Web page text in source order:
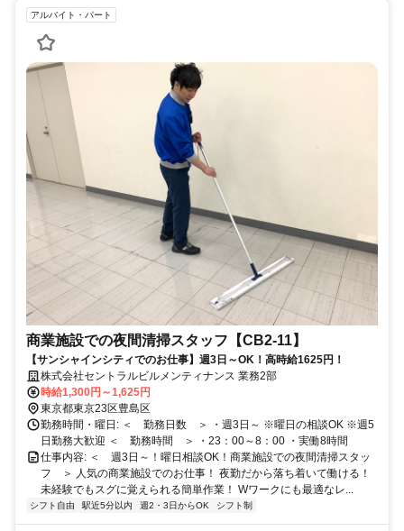
アルバイト・パート
商業施設での夜間清掃スタッフ【CB2-11】
【サンシャインシティでのお仕事】週3日～OK！高時給1625円！
株式会社セントラルビルメンティナンス 業務2部
時給1,300円～1,625円
東京都東京23区豊島区
勤務時間・曜日: ＜ 勤務日数 ＞ ・週3日～ ※曜日の相談OK ※週5
日勤務大歓迎 ＜ 勤務時間 ＞ ・23：00～8：00 ・実働8時間
仕事内容: ＜ 週3日～！曜日相談OK！商業施設での夜間清掃スタッ
フ ＞ 人気の商業施設でのお仕事！ 夜勤だから落ち着いて働ける！
未経験でもスグに覚えられる簡単作業！ Wワークにも最適なレ...
シフト自由 駅近5分以内 週2・3日からOK シフト制